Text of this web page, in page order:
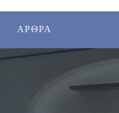
ΆΡΘΡΑ